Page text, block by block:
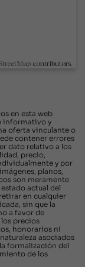
contributors.
en esta web
informativo y
oferta vinculante o
contener errores
dato relativo a los
precio,
y por
planos,
son meramente
actual del
en cualquier
sin que la
a favor de
precios
honorarios ni
asociados
formalización del
de los